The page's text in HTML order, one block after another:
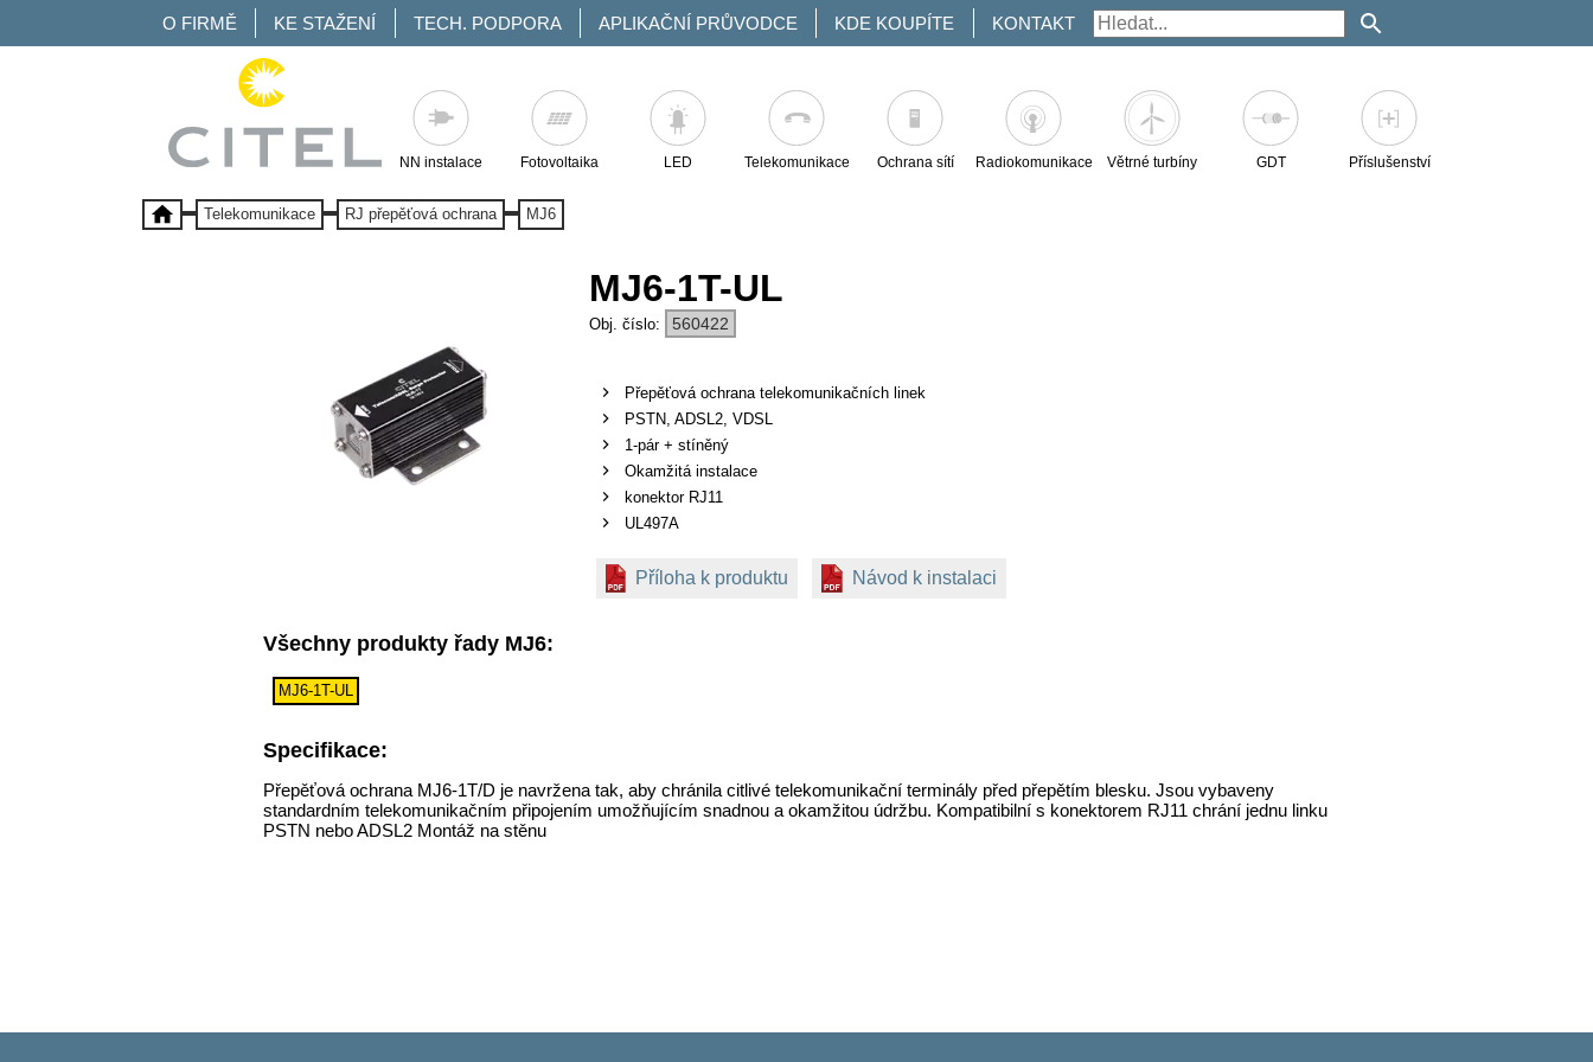
O FIRMĚ KE STAŽENÍ TECH. PODPORA APLIKAČNÍ PRŮVODCE KDE KOUPÍTE KONTAKT
NN instalace Fotovoltaika LED Telekomunikace Ochrana sítí Radiokomunikace Větrné turbíny GDT Příslušenství
Telekomunikace RJ přepěťová ochrana MJ6
MJ6-1T-UL
560422
Přepěťová ochrana telekomunikačních linek
PSTN, ADSL2, VDSL
1-pár + stíněný
Okamžitá instalace
konektor RJ11
UL497A
Příloha k produktu Návod k instalaci
Všechny produkty řady MJ6:
MJ6-1T-UL
Specifikace:
Přepěťová ochrana MJ6-1T/D je navržena tak, aby chránila citlivé telekomunikační terminály před přepětím blesku. Jsou vybaveny
standardním telekomunikačním připojením umožňujícím snadnou a okamžitou údržbu. Kompatibilní s konektorem RJ11 chrání jednu linku
PSTN nebo ADSL2 Montáž na stěnu